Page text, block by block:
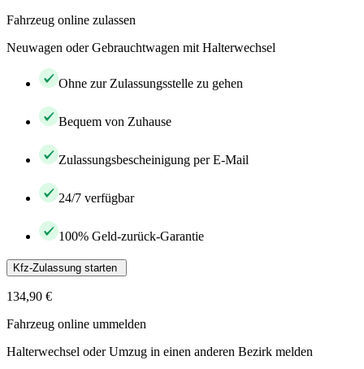
Fahrzeug online zulassen
Neuwagen oder Gebrauchtwagen mit Halterwechsel
Ohne zur Zulassungsstelle zu gehen
Bequem von Zuhause
Zulassungsbescheinigung per E-Mail
24/7 verfügbar
100% Geld-zurück-Garantie
Kfz-Zulassung starten
134,90 €
Fahrzeug online ummelden
Halterwechsel oder Umzug in einen anderen Bezirk melden